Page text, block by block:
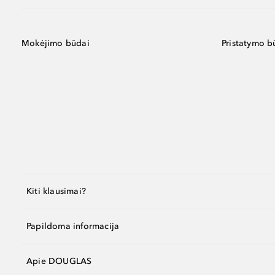
Mokėjimo būdai Pristatymo
Kiti klausimai?
Papildoma informacija
Apie DOUGLAS